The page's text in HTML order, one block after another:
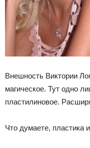
Внешность Виктории
магическое. Тут одно
пластилиновое.
Что думаете, пластика